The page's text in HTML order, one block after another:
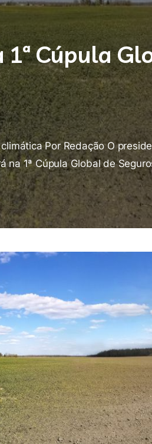
Cúpula
Por Redação O
na 1ª Cúpula Global de